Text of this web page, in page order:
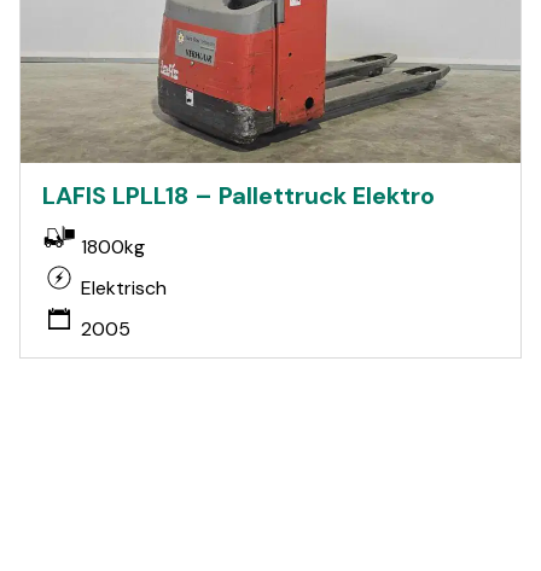
LAFIS LPLL18 – Pallettruck Elektro
1800kg
Elektrisch
2005